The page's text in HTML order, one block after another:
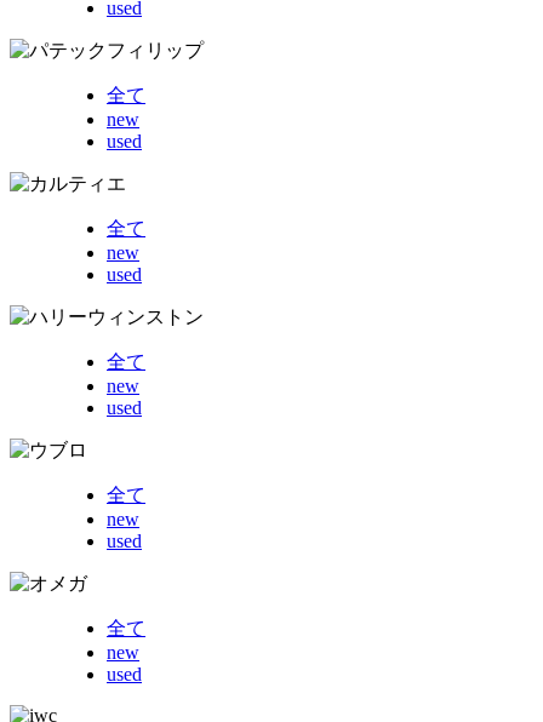
used
全て
new
used
全て
new
used
全て
new
used
全て
new
used
全て
new
used